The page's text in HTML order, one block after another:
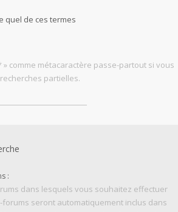
quel de ces termes
comme métacaractère passe-partout si vous
partielles.
:
dans lesquels vous souhaitez effectuer
forums seront automatiquement inclus dans